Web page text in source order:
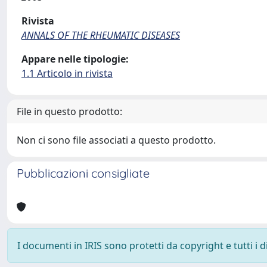
Rivista
ANNALS OF THE RHEUMATIC DISEASES
Appare nelle tipologie:
1.1 Articolo in rivista
File in questo prodotto:
Non ci sono file associati a questo prodotto.
Pubblicazioni consigliate
I documenti in IRIS sono protetti da copyright e tutti i